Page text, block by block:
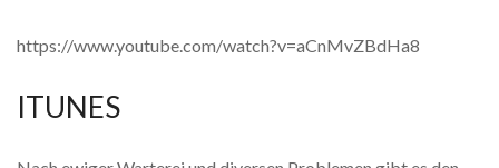
https://www.youtube.com/watch?v=aCnMvZBdHa8
ITUNES